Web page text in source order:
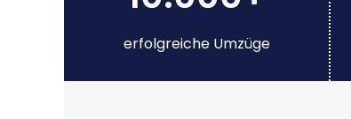
erfolgreiche Umzüge